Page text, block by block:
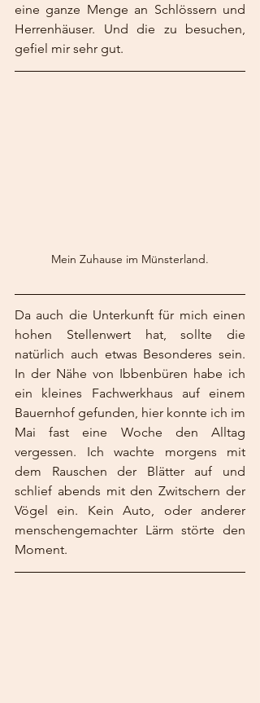
eine ganze Menge an Schlössern und
Herrenhäuser. Und die zu besuchen,
gefiel mir sehr gut.
Mein Zuhause im Münsterland.
Da auch die Unterkunft für mich einen
hohen Stellenwert hat, sollte die
natürlich auch etwas Besonderes sein.
In der Nähe von Ibbenbüren habe ich
ein kleines Fachwerkhaus auf einem
Bauernhof gefunden, hier konnte ich im
Mai fast eine Woche den Alltag
vergessen. Ich wachte morgens mit
dem Rauschen der Blätter auf und
schlief abends mit den Zwitschern der
Vögel ein. Kein Auto, oder anderer
menschengemachter Lärm störte den
Moment.